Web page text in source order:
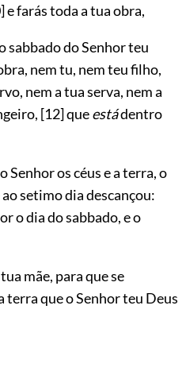
e farás toda a tua obra,
sabbado do Senhor teu
nem tu, nem teu filho,
nem a tua serva, nem a
[12]queestádentro
Senhor os céus e a terra, o
ao setimo dia descançou:
o dia do sabbado, e o
mãe, para que se
terra que o Senhor teu Deus